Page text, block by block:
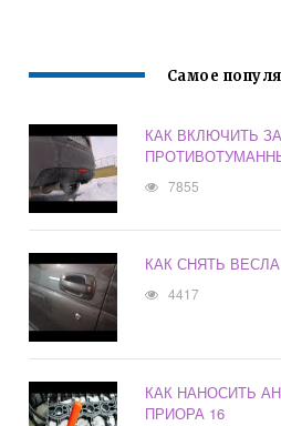
Самое
КАК ВКЛЮЧИТЬ
7855
КАК СНЯТЬ
4417
КАК НАНОСИТЬ
ПРИОРА 16